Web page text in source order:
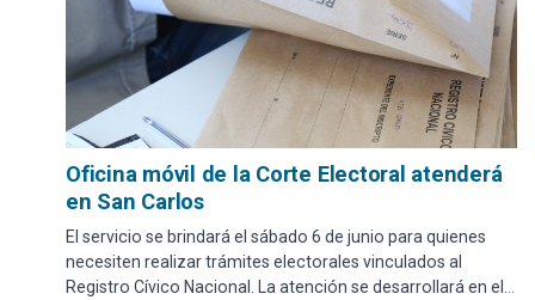
Oficina móvil de la Corte Electoral atenderá
en San Carlos
El servicio se brindará el sábado 6 de junio para quienes
necesiten realizar trámites electorales vinculados al
Registro Cívico Nacional. La atención se desarrollará en el